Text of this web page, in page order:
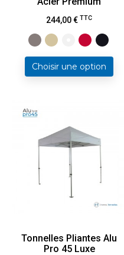
Prix
244,00 € TTC
Choisir une option
Tonnelles Pliantes Alu
Pro 45 Luxe